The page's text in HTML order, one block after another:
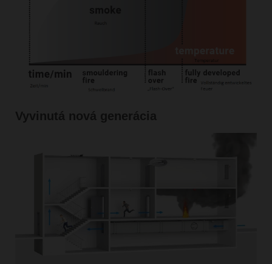
Vyvinutá nová generácia